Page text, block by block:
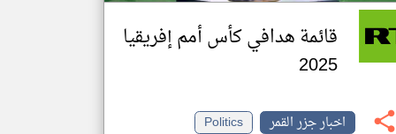
قائمة هدافي كأس أمم إفريقيا
2025
اخبار جزر القمر
Politics